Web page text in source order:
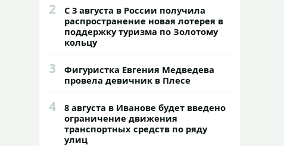
2
С 3 августа в России получила
распространение новая лотерея в
поддержку туризма по Золотому
кольцу
3
Фигуристка Евгения Медведева
провела девичник в Плесе
4
8 августа в Иванове будет введено
ограничение движения
транспортных средств по ряду
улиц